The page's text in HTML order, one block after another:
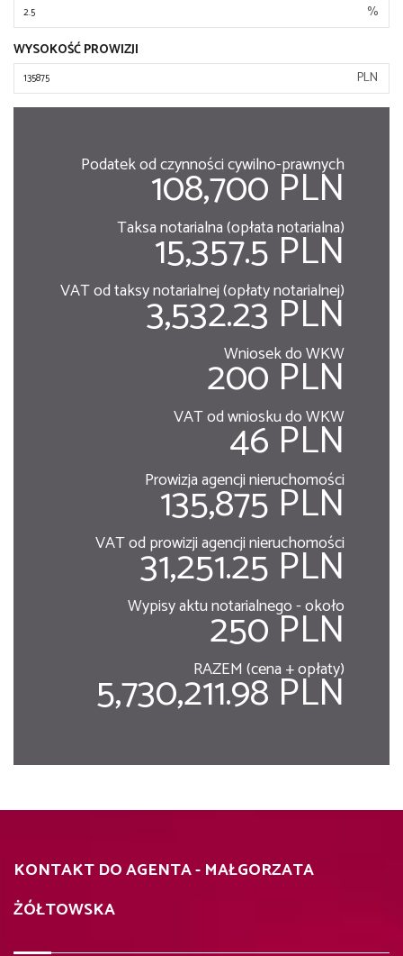
%
WYSOKOŚĆ PROWIZJI
PLN
Podatek od czynności cywilno-prawnych
108,700 PLN
Taksa notarialna (opłata notarialna)
15,357.5 PLN
VAT od taksy notarialnej (opłaty notarialnej)
3,532.23 PLN
Wniosek do WKW
200 PLN
VAT od wniosku do WKW
46 PLN
Prowizja agencji nieruchomości
135,875 PLN
VAT od prowizji agencji nieruchomości
31,251.25 PLN
Wypisy aktu notarialnego - około
250 PLN
RAZEM (cena + opłaty)
5,730,211.98 PLN
KONTAKT DO AGENTA - MAŁGORZATA
ŻÓŁTOWSKA